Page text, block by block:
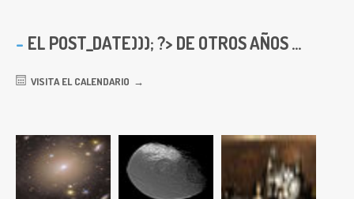
EL POST_DATE))); ?> DE OTROS AÑOS ...
VISITA EL CALENDARIO